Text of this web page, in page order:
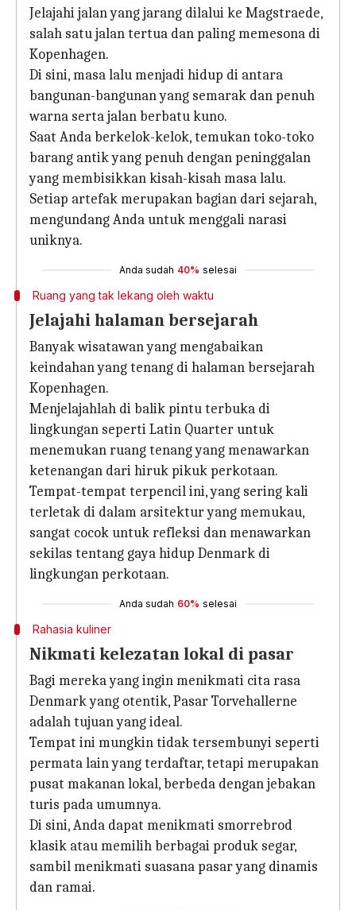
Jelajahi jalan yang jarang dilalui ke Magstraede,
salah satu jalan tertua dan paling memesona di
Kopenhagen.
Di sini, masa lalu menjadi hidup di antara
bangunan-bangunan yang semarak dan penuh
warna serta jalan berbatu kuno.
Saat Anda berkelok-kelok, temukan toko-toko
barang antik yang penuh dengan peninggalan
yang membisikkan kisah-kisah masa lalu.
Setiap artefak merupakan bagian dari sejarah,
mengundang Anda untuk menggali narasi
uniknya.
Anda sudah 40% selesai
Ruang yang tak lekang oleh waktu
Jelajahi halaman bersejarah
Banyak wisatawan yang mengabaikan
keindahan yang tenang di halaman bersejarah
Kopenhagen.
Menjelajahlah di balik pintu terbuka di
lingkungan seperti Latin Quarter untuk
menemukan ruang tenang yang menawarkan
ketenangan dari hiruk pikuk perkotaan.
Tempat-tempat terpencil ini, yang sering kali
terletak di dalam arsitektur yang memukau,
sangat cocok untuk refleksi dan menawarkan
sekilas tentang gaya hidup Denmark di
lingkungan perkotaan.
Anda sudah 60% selesai
Rahasia kuliner
Nikmati kelezatan lokal di pasar
Bagi mereka yang ingin menikmati cita rasa
Denmark yang otentik, Pasar Torvehallerne
adalah tujuan yang ideal.
Tempat ini mungkin tidak tersembunyi seperti
permata lain yang terdaftar, tetapi merupakan
pusat makanan lokal, berbeda dengan jebakan
turis pada umumnya.
Di sini, Anda dapat menikmati smorrebrod
klasik atau memilih berbagai produk segar,
sambil menikmati suasana pasar yang dinamis
dan ramai.